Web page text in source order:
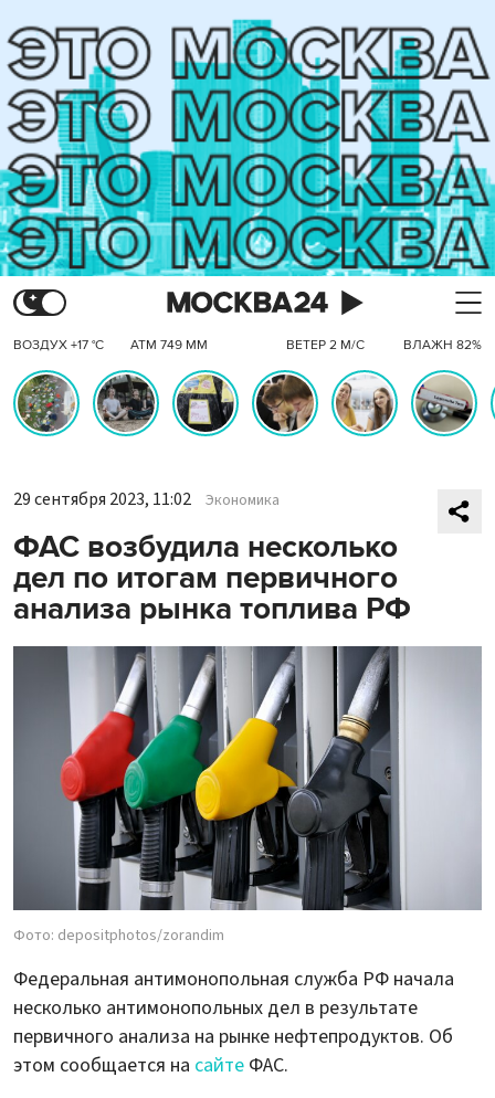
ВОЗДУХ +17 °C АТМ 749 ММ ВЕТЕР 2 М/С ВЛАЖН 82%
29 сентября 2023, 11:02 Экономика
ФАС возбудила несколько
дел по итогам первичного
анализа рынка топлива РФ
Фото: depositphotos/zorandim
Федеральная антимонопольная служба РФ начала
несколько антимонопольных дел в результате
первичного анализа на рынке нефтепродуктов. Об
этом сообщается на сайте ФАС.